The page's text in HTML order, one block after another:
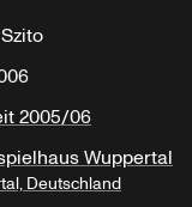
2005/06
Wuppertal
Deutschland